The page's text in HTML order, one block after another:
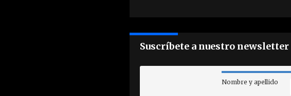
Suscríbete a nuestro newsletter
Nombre y apellido